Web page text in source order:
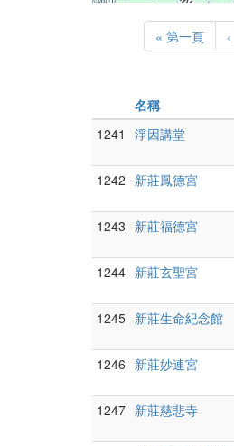
« 第一頁
名稱
1241
淨因講堂
1242 新莊鳳德宮
1243 新莊福德宮
1244 新莊玄聖宮
1245 新莊生命紀念館
1246 新莊妙連宮
1247 新莊慈悲寺